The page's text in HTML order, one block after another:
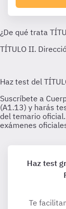
Haz test
Te